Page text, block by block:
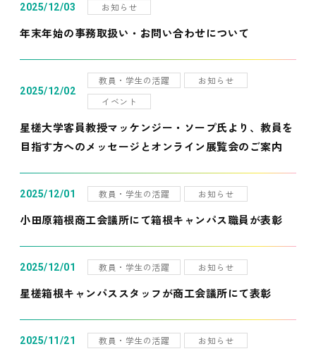
2025/12/03 お知らせ
年末年始の事務取扱い・お問い合わせについて
2025/12/02
教員・学生の活躍
お知らせ
イベント
星槎大学客員教授マッケンジー・ソープ氏より、教員を
目指す方へのメッセージとオンライン展覧会のご案内
2025/12/01 教員・学生の活躍 お知らせ
小田原箱根商工会議所にて箱根キャンパス職員が表彰
2025/12/01 教員・学生の活躍 お知らせ
星槎箱根キャンパススタッフが商工会議所にて表彰
2025/11/21 教員・学生の活躍 お知らせ